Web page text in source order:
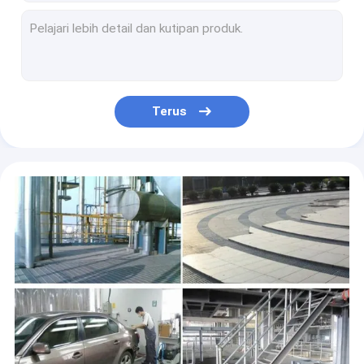
20 × 5mm Hot Dip Galvanized Steel Grating Walkway Metal Grates Untuk Jalan Masuk
Ringan Q235 Hot Dip Galvanized Metal Grating Baja Karbon Rendah A1011 Standar
Landasan Pacu Bandara Q195 Hot Dip Galvanized Steel Grating Drainase Cover
40mm Tinggi Luar Hot Dip Galvanized Grating S275JR 304 Stainless Steel Grate
Non Slip Q345 Hot Dip Galvanized Steel Grating Untuk Perkerasan Jembatan
Terus